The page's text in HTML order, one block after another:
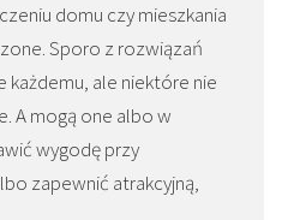
domu czy mieszkania
Sporo z rozwiązań
każdemu, ale niektóre nie
A mogą one albo w
wygodę przy
zapewnić atrakcyjną,